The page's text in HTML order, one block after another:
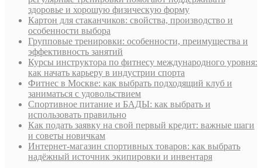
здоровье и хорошую физическую форму
Картон для стаканчиков: свойства, производство и
особенности выбора
Групповые тренировки: особенности, преимущества и
эффективность занятий
Курсы инструктора по фитнесу международного уровня:
как начать карьеру в индустрии спорта
Фитнес в Москве: как выбрать подходящий клуб и
заниматься с удовольствием
Спортивное питание и БАДЫ: как выбрать и
использовать правильно
Как подать заявку на свой первый кредит: важные шаги
и советы новичкам
Интернет-магазин спортивных товаров: как выбрать
надёжный источник экипировки и инвентаря